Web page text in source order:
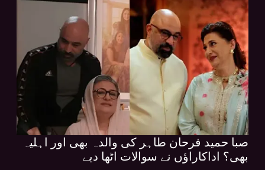
صبا حمید فرحان طاہر کی والدہ بھی اور اہلیہ
بھی؟ اداکاراؤں نے سوالات اٹھا دیے